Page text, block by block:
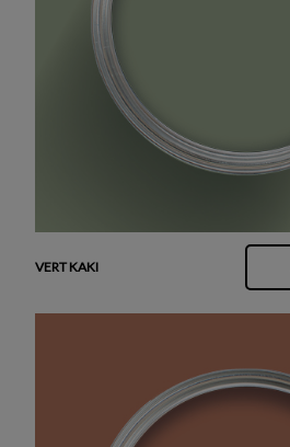
VERT KAKI